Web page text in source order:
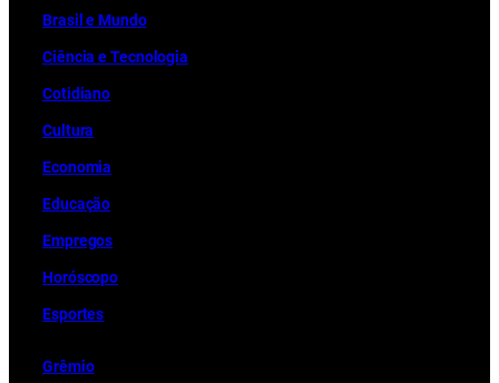
Brasil e Mundo
Ciência e Tecnologia
Cotidiano
Cultura
Economia
Educação
Empregos
Horóscopo
Esportes
Grêmio